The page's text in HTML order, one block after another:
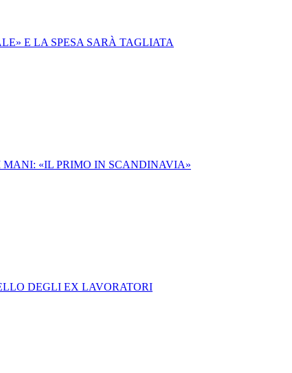
E LA SPESA SARÀ TAGLIATA
«IL PRIMO IN SCANDINAVIA»
DEGLI EX LAVORATORI